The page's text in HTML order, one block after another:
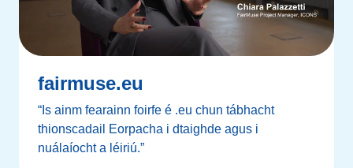
fairmuse.eu
“Is ainm fearainn foirfe é .eu chun tábhacht
thionscadail Eorpacha i dtaighde agus i
nuálaíocht a léiriú.”